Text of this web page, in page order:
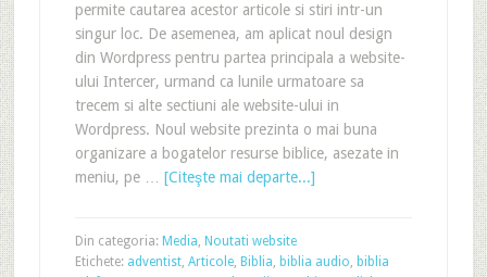
permite cautarea acestor articole si stiri intr-un
singur loc. De asemenea, am aplicat noul design
din Wordpress pentru partea principala a website-
ului Intercer, urmand ca lunile urmatoare sa
trecem si alte sectiuni ale website-ului in
Wordpress. Noul website prezinta o mai buna
organizare a bogatelor resurse biblice, asezate in
meniu, pe … [Citeşte mai departe...]
Din categoria: Media, Noutati website
Etichete: adventist, Articole, Biblia, biblia audio, biblia